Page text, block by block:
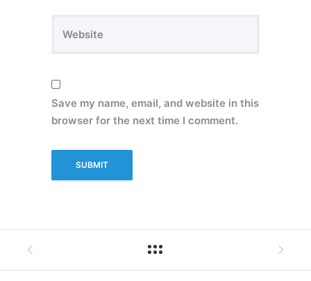
Save my name, email, and website in this
browser for the next time I comment.